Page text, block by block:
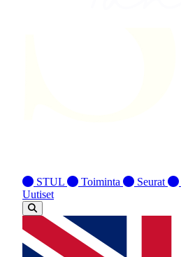
STUL Toiminta Seurat
Uutiset